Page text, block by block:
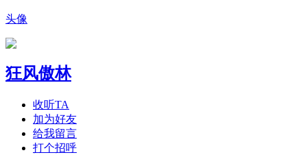
头像
狂风傲林
收听TA
加为好友
给我留言
打个招呼